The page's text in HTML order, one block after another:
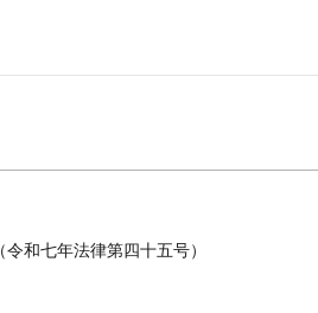
（令和七年法律第四十五号）